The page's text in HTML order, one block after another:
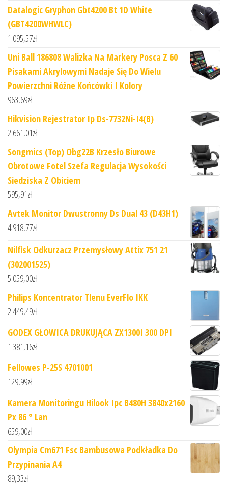
Datalogic Gryphon Gbt4200 Bt 1D White
(GBT4200WHWLC)
1 095,57zł
Uni Ball 186808 Walizka Na Markery Posca Z 60
Pisakami Akrylowymi Nadaje Się Do Wielu
Powierzchni Różne Końcówki I Kolory
963,69zł
Hikvision Rejestrator Ip Ds-7732Ni-I4(B)
2 661,01zł
Songmics (Top) Obg22B Krzesło Biurowe
Obrotowe Fotel Szefa Regulacja Wysokości
Siedziska Z Obiciem
595,91zł
Avtek Monitor Dwustronny Ds Dual 43 (D43H1)
4 918,77zł
Nilfisk Odkurzacz Przemysłowy Attix 751 21
(302001525)
5 059,00zł
Philips Koncentrator Tlenu EverFlo IKK
2 449,49zł
GODEX GŁOWICA DRUKUJĄCA ZX1300I 300 DPI
1 381,16zł
Fellowes P-25S 4701001
129,99zł
Kamera Monitoringu Hilook Ipc B480H 3840x2160
Px 86 ° Lan
659,00zł
Olympia Cm671 Fsc Bambusowa Podkładka Do
Przypinania A4
89,33zł